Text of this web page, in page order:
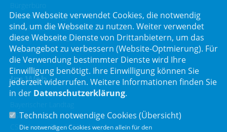
Bürgerbüro
Schafbrückenweg 10
63834 Sulzbach am Main
Telefon :06028 / 217 496 0
Telefax : 06028 / 217 496 9
Im Web
CSU Landtagsfraktion
CSU Kreisverband Miltenberg
Diese Webseite verwendet Cookies, die notwendig
sind, um die Webseite zu nutzen. Weiter verwendet
diese Webseite Dienste von Drittanbietern, um das
Webangebot zu verbessern (Website-Optmierung). Für
die Verwendung bestimmter Dienste wird Ihre
Einwilligung benötigt. Ihre Einwilligung können Sie
jederzeit widerrufen. Weitere Informationen finden Sie
in der Datenschutzerklärung.
Technisch notwendige Cookies (Übersicht)
Die notwendigen Cookies werden allein für den